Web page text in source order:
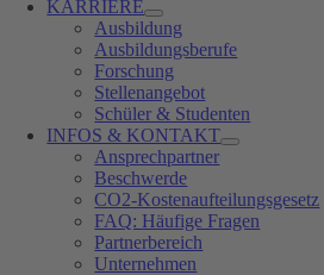
KARRIERE
Ausbildung
Ausbildungsberufe
Forschung
Stellenangebot
Schüler & Studenten
INFOS & KONTAKT
Ansprechpartner
Beschwerde
CO2-Kostenaufteilungsgesetz
FAQ: Häufige Fragen
Partnerbereich
Unternehmen